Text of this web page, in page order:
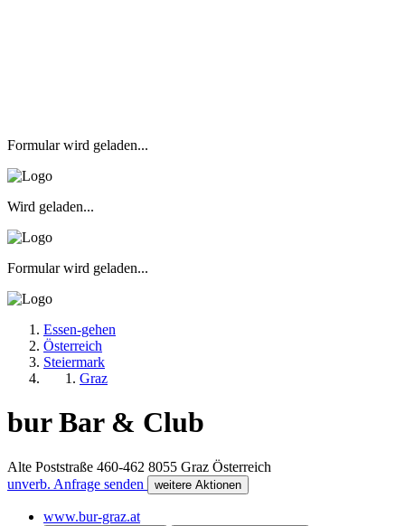
Formular wird geladen...
Wird geladen...
Formular wird geladen...
Essen-gehen
Österreich
Steiermark
Graz
bur Bar & Club
Alte Poststraße 460-462 8055 Graz Österreich
unverb. Anfrage senden
weitere Aktionen
www.bur-graz.at